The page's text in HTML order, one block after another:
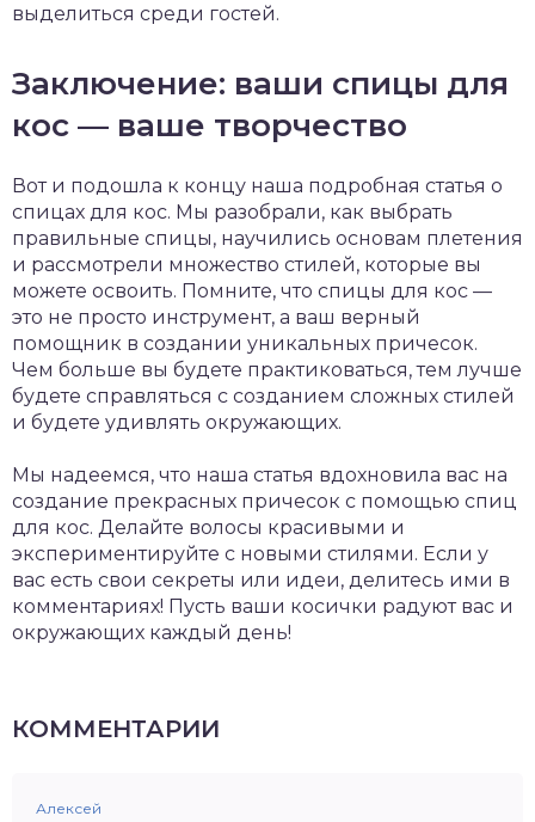
выделиться среди гостей.
Заключение: ваши спицы для
кос — ваше творчество
Вот и подошла к концу наша подробная статья о
спицах для кос. Мы разобрали, как выбрать
правильные спицы, научились основам плетения
и рассмотрели множество стилей, которые вы
можете освоить. Помните, что спицы для кос —
это не просто инструмент, а ваш верный
помощник в создании уникальных причесок.
Чем больше вы будете практиковаться, тем лучше
будете справляться с созданием сложных стилей
и будете удивлять окружающих.
Мы надеемся, что наша статья вдохновила вас на
создание прекрасных причесок с помощью спиц
для кос. Делайте волосы красивыми и
экспериментируйте с новыми стилями. Если у
вас есть свои секреты или идеи, делитесь ими в
комментариях! Пусть ваши косички радуют вас и
окружающих каждый день!
КОММЕНТАРИИ
Алексей